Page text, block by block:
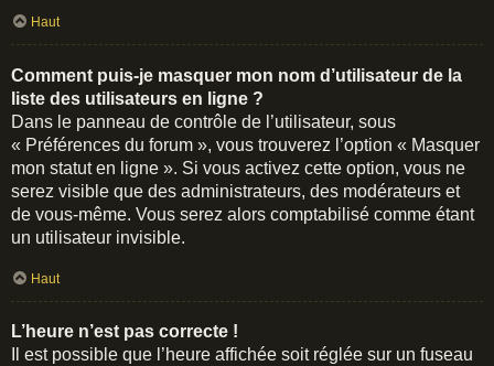
Haut
Comment puis-je masquer mon nom d’utilisateur de la
liste des utilisateurs en ligne ?
Dans le panneau de contrôle de l’utilisateur, sous
« Préférences du forum », vous trouverez l’option « Masquer
mon statut en ligne ». Si vous activez cette option, vous ne
serez visible que des administrateurs, des modérateurs et
de vous-même. Vous serez alors comptabilisé comme étant
un utilisateur invisible.
Haut
L’heure n’est pas correcte !
Il est possible que l’heure affichée soit réglée sur un fuseau